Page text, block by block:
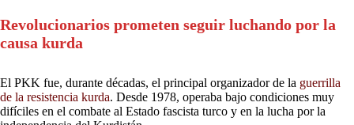
Revolucionarios prometen seguir luchando por la
causa kurda
El PKK fue, durante décadas, el principal organizador de la guerrilla
de la resistencia kurda. Desde 1978, operaba bajo condiciones muy
difíciles en el combate al Estado fascista turco y en la lucha por la